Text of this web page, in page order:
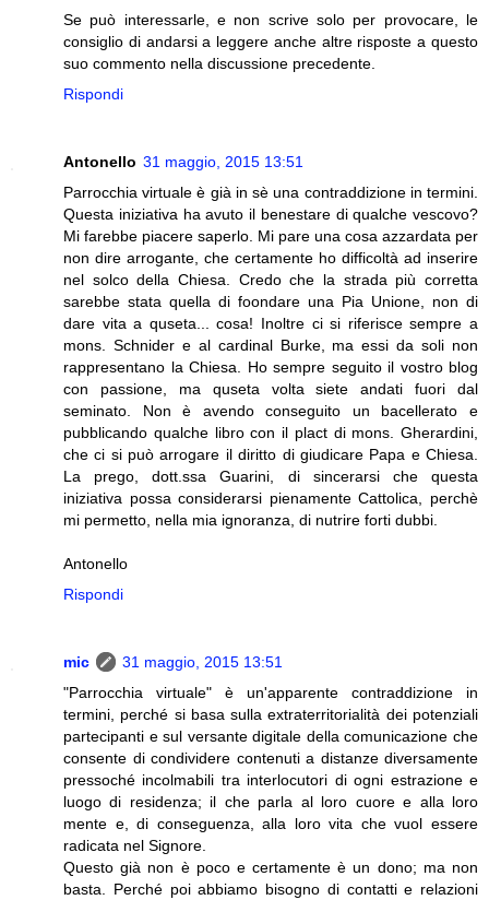
Se può interessarle, e non scrive solo per provocare, le
consiglio di andarsi a leggere anche altre risposte a questo
suo commento nella discussione precedente.
Rispondi
Antonello 31 maggio, 2015 13:51
Parrocchia virtuale è già in sè una contraddizione in termini.
Questa iniziativa ha avuto il benestare di qualche vescovo?
Mi farebbe piacere saperlo. Mi pare una cosa azzardata per
non dire arrogante, che certamente ho difficoltà ad inserire
nel solco della Chiesa. Credo che la strada più corretta
sarebbe stata quella di foondare una Pia Unione, non di
dare vita a quseta... cosa! Inoltre ci si riferisce sempre a
mons. Schnider e al cardinal Burke, ma essi da soli non
rappresentano la Chiesa. Ho sempre seguito il vostro blog
con passione, ma quseta volta siete andati fuori dal
seminato. Non è avendo conseguito un bacellerato e
pubblicando qualche libro con il plact di mons. Gherardini,
che ci si può arrogare il diritto di giudicare Papa e Chiesa.
La prego, dott.ssa Guarini, di sincerarsi che questa
iniziativa possa considerarsi pienamente Cattolica, perchè
mi permetto, nella mia ignoranza, di nutrire forti dubbi.
Antonello
Rispondi
mic
31 maggio, 2015 13:51
"Parrocchia virtuale" è un'apparente contraddizione in
termini, perché si basa sulla extraterritorialità dei potenziali
partecipanti e sul versante digitale della comunicazione che
consente di condividere contenuti a distanze diversamente
pressoché incolmabili tra interlocutori di ogni estrazione e
luogo di residenza; il che parla al loro cuore e alla loro
mente e, di conseguenza, alla loro vita che vuol essere
radicata nel Signore.
Questo già non è poco e certamente è un dono; ma non
basta. Perché poi abbiamo bisogno di contatti e relazioni